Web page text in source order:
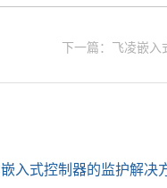
下一篇：飞凌嵌入
入式控制器的监护解决